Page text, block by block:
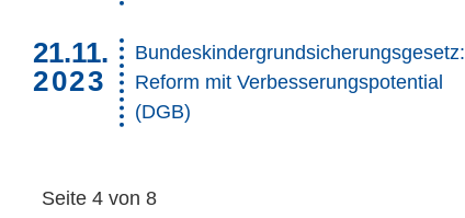
21.11.
2023
Bundeskindergrundsicherungsgesetz:
Reform mit Verbesserungspotential
(DGB)
Seite 4 von 8